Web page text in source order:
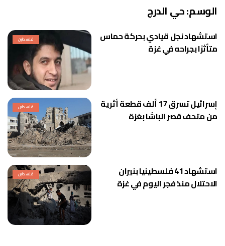
الوسم:حي الدرج
فلسطين
استشهاد نجل قيادي بحركة حماس
متأثرًا بجراحه في غزة
فلسطين
إسرائيل تسرق 17 ألف قطعة أثرية
من متحف قصر الباشا بغزة
فلسطين
استشهاد 41 فلسطينيا بنيران
الاحتلال منذ فجر اليوم في غزة